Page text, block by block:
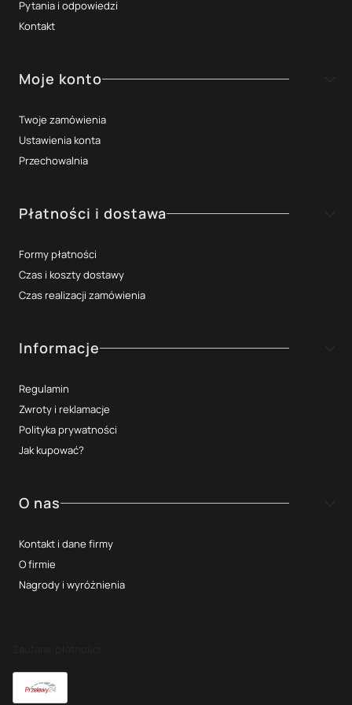
Pytania i odpowiedzi
Kontakt
Moje konto
Twoje zamówienia
Ustawienia konta
Przechowalnia
Płatności i dostawa
Formy płatności
Czas i koszty dostawy
Czas realizacji zamówienia
Informacje
Regulamin
Zwroty i reklamacje
Polityka prywatności
Jak kupować?
O nas
Kontakt i dane firmy
O firmie
Nagrody i wyróżnienia